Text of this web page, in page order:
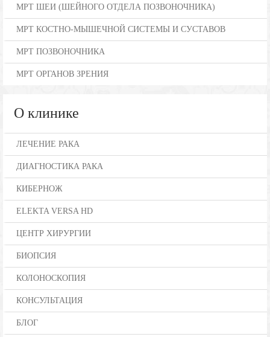
МРТ ШЕИ (ШЕЙНОГО ОТДЕЛА ПОЗВОНОЧНИКА)
МРТ КОСТНО-МЫШЕЧНОЙ СИСТЕМЫ И СУСТАВОВ
МРТ ПОЗВОНОЧНИКА
МРТ ОРГАНОВ ЗРЕНИЯ
О клинике
ЛЕЧЕНИЕ РАКА
ДИАГНОСТИКА РАКА
КИБЕРНОЖ
ELEKTA VERSA HD
ЦЕНТР ХИРУРГИИ
БИОПСИЯ
КОЛОНОСКОПИЯ
КОНСУЛЬТАЦИЯ
БЛОГ